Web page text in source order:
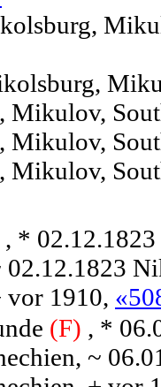
Mikulov,
Mikulov,
Mikulov,
, *
02.12.1823
vor 1910,
(F) , *
~